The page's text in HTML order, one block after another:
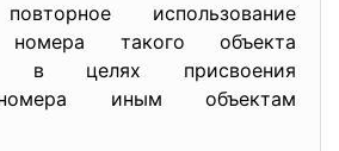
использование
номера такого объекта
в целях присвоения
иным объектам